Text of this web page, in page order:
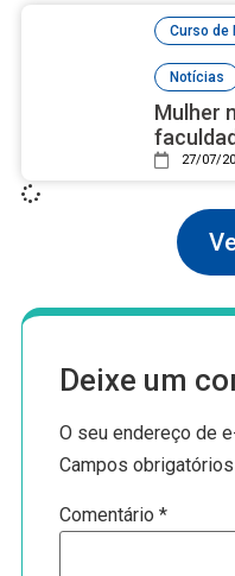
Curso de
Notícias
Mulher
com27/07/
Deixe um
O seu endereço de
Campos
Comentário*